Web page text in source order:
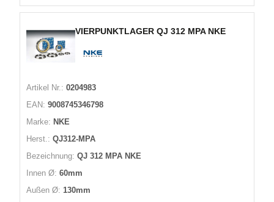
VIERPUNKTLAGER QJ 312 MPA NKE
Artikel Nr.: 0204983
EAN: 9008745346798
Marke: NKE
Herst.: QJ312-MPA
Bezeichnung: QJ 312 MPA NKE
Innen Ø: 60mm
Außen Ø: 130mm